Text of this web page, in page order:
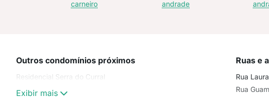
carneiro
andrade
Outros condomínios próximos
Residencial Serra do Curral
Exibir mais
Ruas e
Rua
Rua